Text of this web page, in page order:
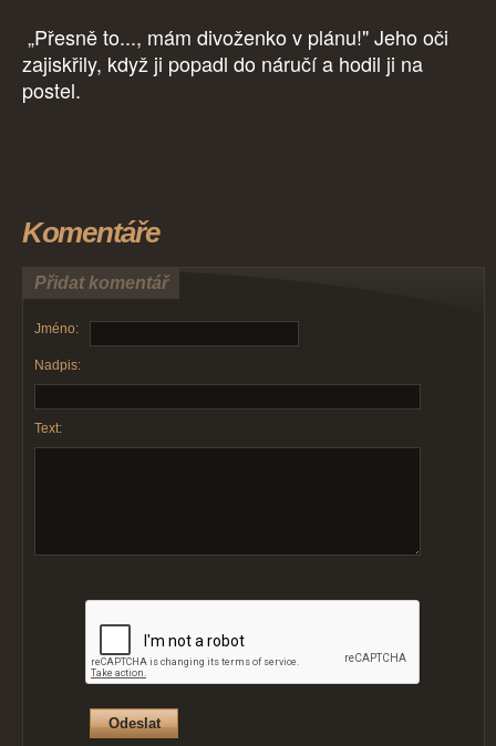
„Přesně to..., mám divoženko v plánu!" Jeho oči
zajiskřily, když ji popadl do náručí a hodil ji na
postel.
Komentáře
Přidat komentář
Jméno:
Nadpis:
Text: